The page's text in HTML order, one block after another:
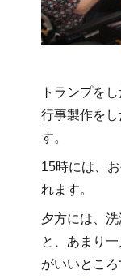
トランプを
行事製作を
す。
15時には、
れます。
夕方には、
と、あまり
がいいとこ